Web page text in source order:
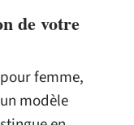
de votre
femme,
modèle